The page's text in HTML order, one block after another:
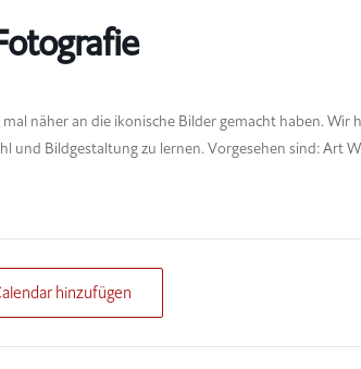
näher an die ikonische Bilder gemacht haben.
und Bildgestaltung zu lernen. Vorgesehen sind: Art
hinzufügen